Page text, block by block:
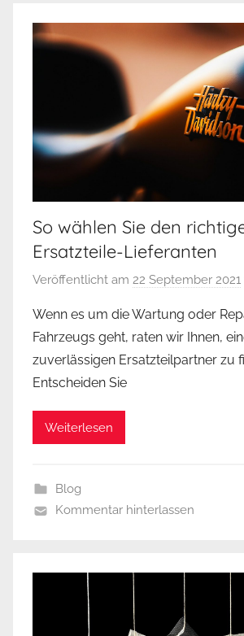
So wählen Sie den
Ersatzteile-Lieferanten
Veröffentlicht am 22 September 2021
Wenn es um die Wartung oder
Fahrzeugs geht, raten wir Ihnen,
zuverlässigen Ersatzteilpartner zu
Entscheiden Sie
Weiterlesen
Blog
Kommentar hinterlassen